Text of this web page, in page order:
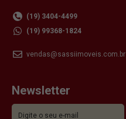
(19) 3404-4499
(19) 99368-1824
vendas@sassiimoveis.com.br
Newsletter